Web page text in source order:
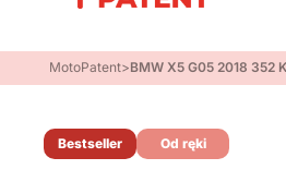
MotoPatent>BMW X5 G05 2018 352
Bestseller Od ręki